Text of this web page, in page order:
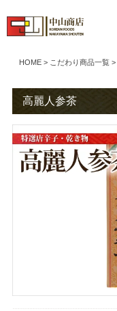
HOME こだわり商品一覧
高麗人参茶